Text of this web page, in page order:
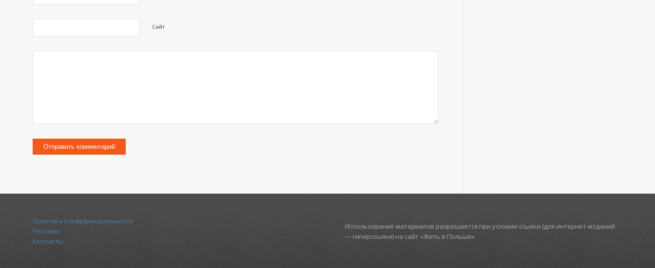
Сайт
Политика конфиденциальности
Реклама
Контакты
Использование материалов разрешается при условии ссылки (для интернет-изданий
— гиперссылки) на сайт «Жить в Польше»